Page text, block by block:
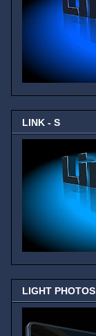
LINK - S
LIGHT PHOTOS